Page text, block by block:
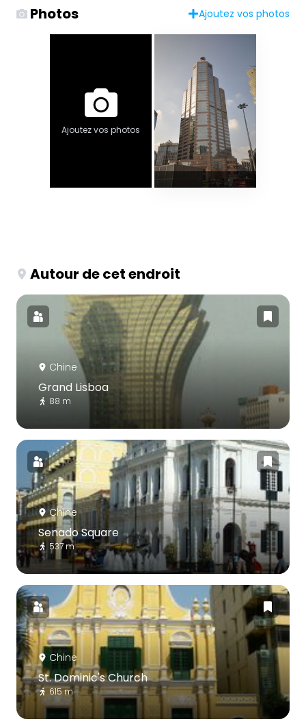
Photos Ajoutez vos photos
Ajoutez vos photos
Autour de cet endroit
Chine
Grand Lisboa
88 m
Chine
Senado Square
537 m
Chine
St. Dominic's Church
615 m